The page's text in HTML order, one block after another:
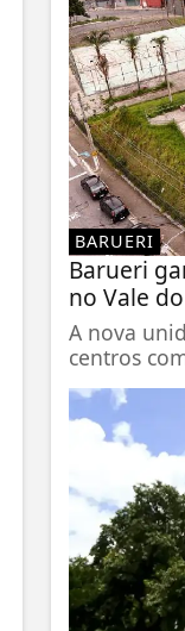
BARUERI
Barueri
no Vale
A nova
centros